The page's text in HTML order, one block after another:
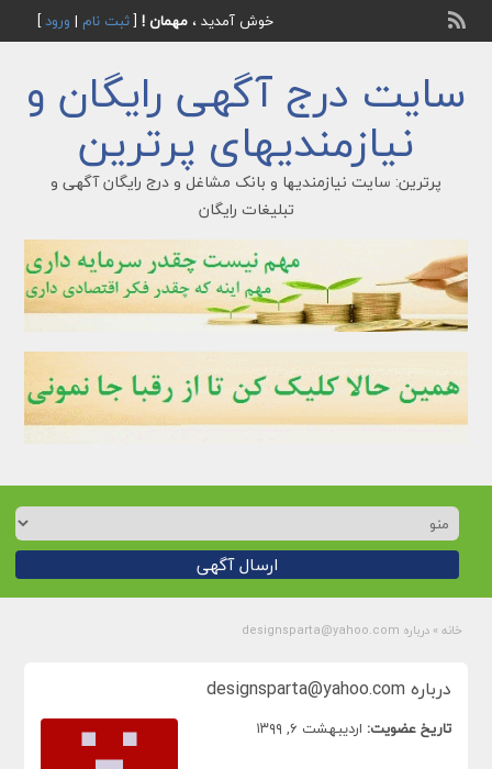
خوش آمدید ، مهمان ![ثبت نام | ورود]
سایت درج آگهی رایگان و
نیازمندیهای پرترین
پرترین: سایت نیازمندیها و بانک مشاغل و درج رایگان آگهی و
تبلیغات رایگان
ارسال آگهی
خانه » درباره designsparta@yahoo.com
درباره designsparta@yahoo.com
تاریخ عضویت: اردیبهشت ۶, ۱۳۹۹